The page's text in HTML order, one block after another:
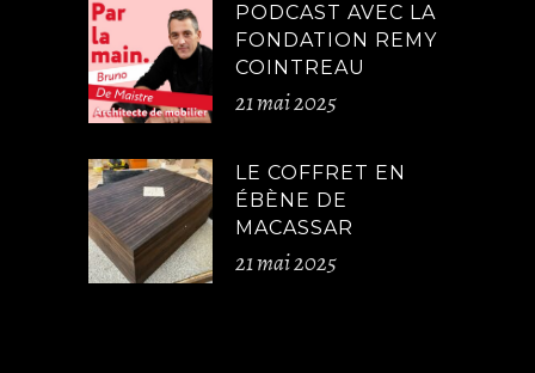
PODCAST AVEC LA
FONDATION REMY
COINTREAU
21 mai 2025
LE COFFRET EN
ÉBÈNE DE
MACASSAR
21 mai 2025